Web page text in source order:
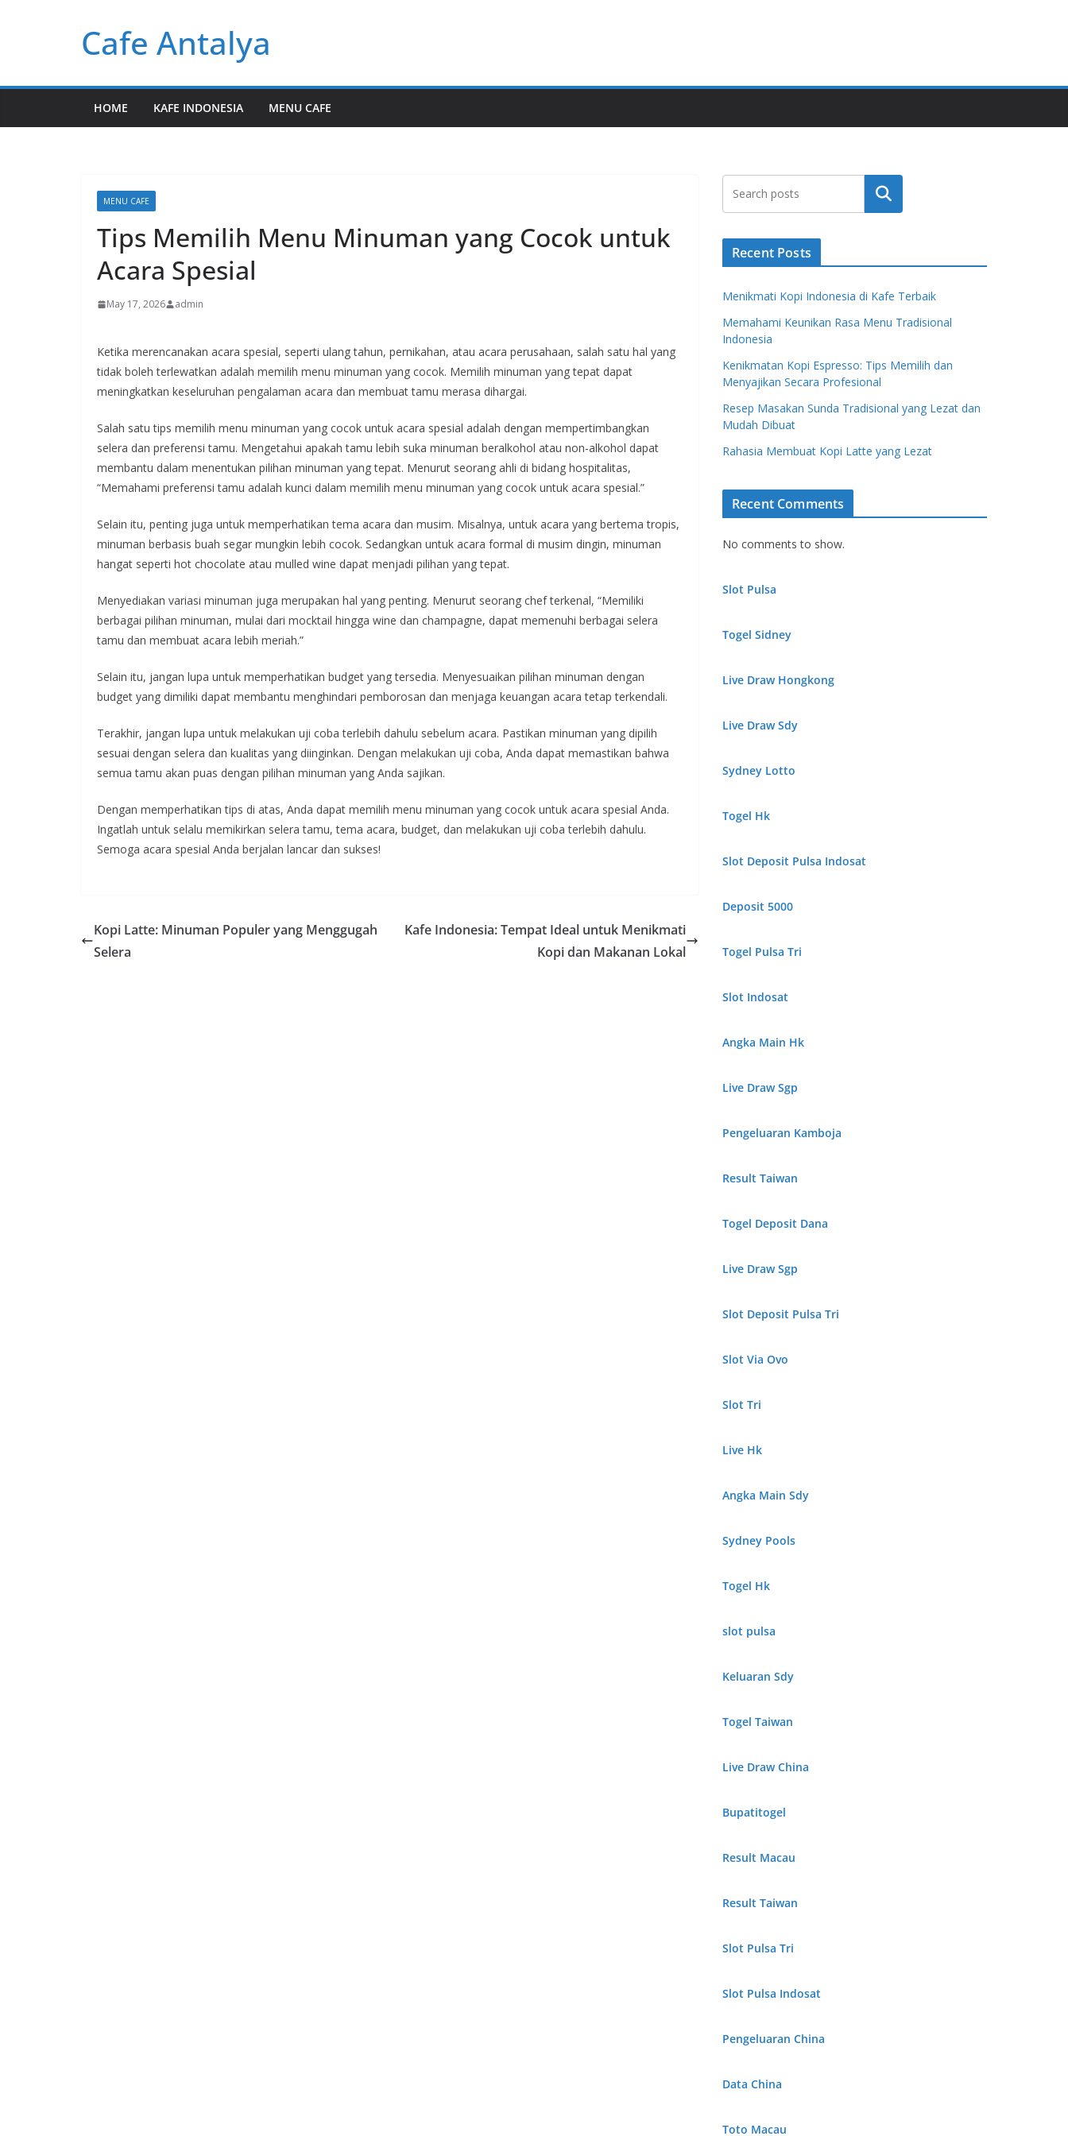
Cafe Antalya
HOME KAFE INDONESIA MENU CAFE
MENU CAFE
Tips Memilih Menu Minuman yang Cocok untuk
Acara Spesial
May 17, 2026 admin
Ketika merencanakan acara spesial, seperti ulang tahun, pernikahan, atau acara perusahaan, salah satu hal yang
tidak boleh terlewatkan adalah memilih menu minuman yang cocok. Memilih minuman yang tepat dapat
meningkatkan keseluruhan pengalaman acara dan membuat tamu merasa dihargai.
Salah satu tips memilih menu minuman yang cocok untuk acara spesial adalah dengan mempertimbangkan
selera dan preferensi tamu. Mengetahui apakah tamu lebih suka minuman beralkohol atau non-alkohol dapat
membantu dalam menentukan pilihan minuman yang tepat. Menurut seorang ahli di bidang hospitalitas,
“Memahami preferensi tamu adalah kunci dalam memilih menu minuman yang cocok untuk acara spesial.”
Selain itu, penting juga untuk memperhatikan tema acara dan musim. Misalnya, untuk acara yang bertema tropis,
minuman berbasis buah segar mungkin lebih cocok. Sedangkan untuk acara formal di musim dingin, minuman
hangat seperti hot chocolate atau mulled wine dapat menjadi pilihan yang tepat.
Menyediakan variasi minuman juga merupakan hal yang penting. Menurut seorang chef terkenal, “Memiliki
berbagai pilihan minuman, mulai dari mocktail hingga wine dan champagne, dapat memenuhi berbagai selera
tamu dan membuat acara lebih meriah.”
Selain itu, jangan lupa untuk memperhatikan budget yang tersedia. Menyesuaikan pilihan minuman dengan
budget yang dimiliki dapat membantu menghindari pemborosan dan menjaga keuangan acara tetap terkendali.
Terakhir, jangan lupa untuk melakukan uji coba terlebih dahulu sebelum acara. Pastikan minuman yang dipilih
sesuai dengan selera dan kualitas yang diinginkan. Dengan melakukan uji coba, Anda dapat memastikan bahwa
semua tamu akan puas dengan pilihan minuman yang Anda sajikan.
Dengan memperhatikan tips di atas, Anda dapat memilih menu minuman yang cocok untuk acara spesial Anda.
Ingatlah untuk selalu memikirkan selera tamu, tema acara, budget, dan melakukan uji coba terlebih dahulu.
Semoga acara spesial Anda berjalan lancar dan sukses!
Kopi Latte: Minuman Populer yang Menggugah
Selera
Kafe Indonesia: Tempat Ideal untuk Menikmati
Kopi dan Makanan Lokal
Search
Recent Posts
Menikmati Kopi Indonesia di Kafe Terbaik
Memahami Keunikan Rasa Menu Tradisional
Indonesia
Kenikmatan Kopi Espresso: Tips Memilih dan
Menyajikan Secara Profesional
Resep Masakan Sunda Tradisional yang Lezat dan
Mudah Dibuat
Rahasia Membuat Kopi Latte yang Lezat
Recent Comments
No comments to show.
Slot Pulsa
Togel Sidney
Live Draw Hongkong
Live Draw Sdy
Sydney Lotto
Togel Hk
Slot Deposit Pulsa Indosat
Deposit 5000
Togel Pulsa Tri
Slot Indosat
Angka Main Hk
Live Draw Sgp
Pengeluaran Kamboja
Result Taiwan
Togel Deposit Dana
Live Draw Sgp
Slot Deposit Pulsa Tri
Slot Via Ovo
Slot Tri
Live Hk
Angka Main Sdy
Sydney Pools
Togel Hk
slot pulsa
Keluaran Sdy
Togel Taiwan
Live Draw China
Bupatitogel
Result Macau
Result Taiwan
Slot Pulsa Tri
Slot Pulsa Indosat
Pengeluaran China
Data China
Toto Macau